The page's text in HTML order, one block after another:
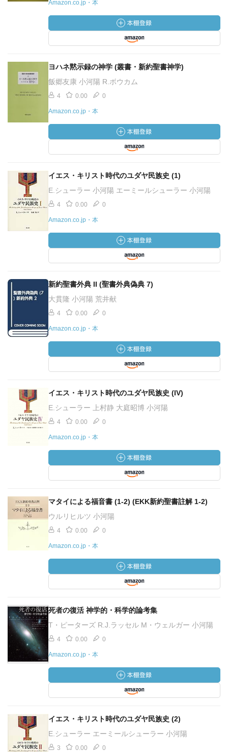
Amazon.co.jp・本
ヨハネ黙示録の神学 (叢書・新約聖書神学)
飯郷友康 小河陽 R.ボウカム
4 0.00 0
Amazon.co.jp・本
イエス・キリスト時代のユダヤ民族史 (1)
E.シューラー 小河陽 エーミールシューラー 小河陽
4 0.00 0
Amazon.co.jp・本
新約聖書外典 II (聖書外典偽典 7)
大貫隆 小河陽 荒井献
4 0.00 0
Amazon.co.jp・本
イエス・キリスト時代のユダヤ民族史 (IV)
E.シューラー 上村静 大庭昭博 小河陽
4 0.00 0
Amazon.co.jp・本
マタイによる福音書 (1-2) (EKK新約聖書註解 1‐2)
ウルリヒルツ 小河陽
4 0.00 0
Amazon.co.jp・本
死者の復活 神学的・科学的論考集
T・ピーターズ R.J.ラッセル M・ウェルガー 小河陽
4 0.00 0
Amazon.co.jp・本
イエス・キリスト時代のユダヤ民族史 (2)
E.シューラー エーミールシューラー 小河陽
3 0.00 0